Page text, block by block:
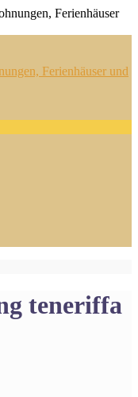
Ferienhäuser und
teneriffa